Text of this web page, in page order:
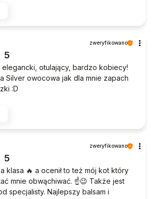
zweryfikowano
5
elegancki, otulający, bardzo kobiecy!
Silver owocowa jak dla mnie zapach
:D
zweryfikowano
5
klasa 🔥 a ocenił to też mój kot który
mnie obwąchiwać. ☝️😉 Także jest
specjalisty. Najlepszy balsam i